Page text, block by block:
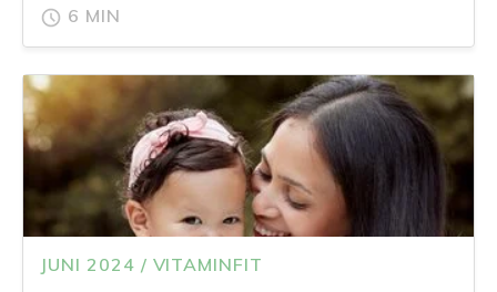
6 MIN
JUNI 2024 / VITAMINFIT